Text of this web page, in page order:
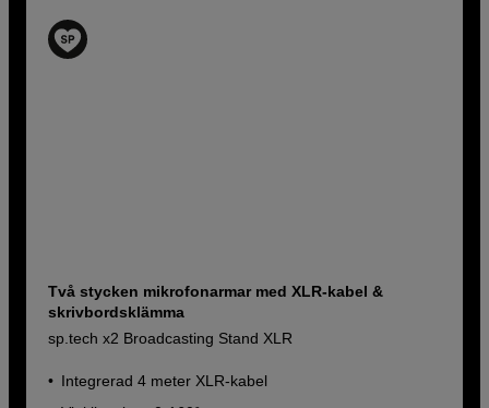
Två stycken mikrofonarmar med XLR-kabel &
skrivbordsklämma
sp.tech x2 Broadcasting Stand XLR
Integrerad 4 meter XLR-kabel